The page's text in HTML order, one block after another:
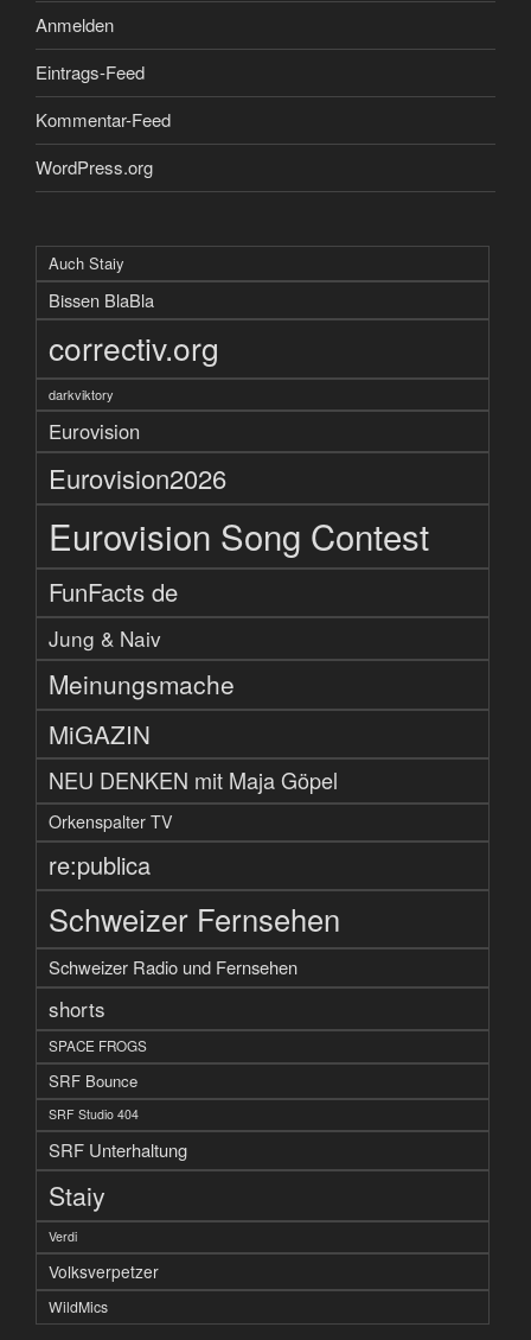
Anmelden
Eintrags-Feed
Kommentar-Feed
WordPress.org
Auch Staiy
Bissen BlaBla
correctiv.org
darkviktory
Eurovision
Eurovision2026
Eurovision Song Contest
FunFacts de
Jung & Naiv
Meinungsmache
MiGAZIN
NEU DENKEN mit Maja Göpel
Orkenspalter TV
re:publica
Schweizer Fernsehen
Schweizer Radio und Fernsehen
shorts
SPACE FROGS
SRF Bounce
SRF Studio 404
SRF Unterhaltung
Staiy
Verdi
Volksverpetzer
WildMics